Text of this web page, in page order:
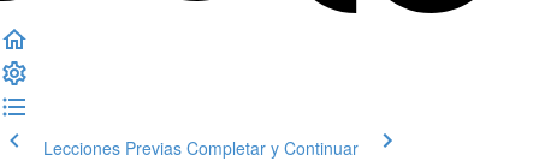
Lecciones Previas Completar y Continuar